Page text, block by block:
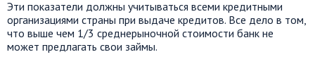
Эти показатели должны учитываться всеми кредитными
организациями страны при выдаче кредитов. Все дело в том,
что выше чем 1/3 среднерыночной стоимости банк не
может предлагать свои займы.